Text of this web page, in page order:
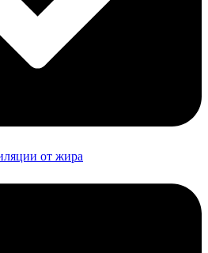
от жира